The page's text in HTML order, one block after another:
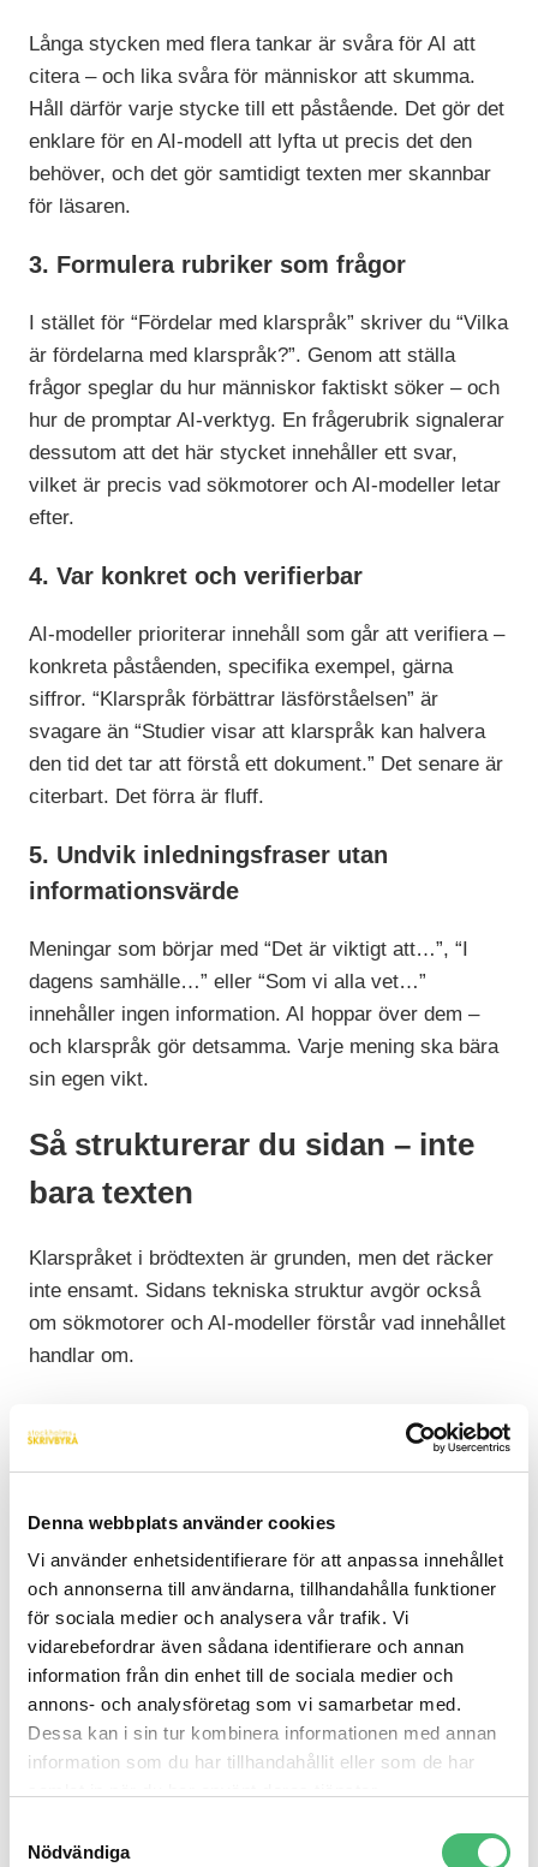
Denna webbplats använder cookies
Vi använder enhetsidentifierare för att anpassa innehållet
och annonserna till användarna, tillhandahålla funktioner
för sociala medier och analysera vår trafik. Vi
vidarebefordrar även sådana identifierare och annan
information från din enhet till de sociala medier och
annons- och analysföretag som vi samarbetar med.
Dessa kan i sin tur kombinera informationen med annan
information som du har tillhandahållit eller som de har
Nödvändiga
Långa stycken med flera tankar är svåra för AI att
citera – och lika svåra för människor att skumma.
Håll därför varje stycke till ett påstående. Det gör det
enklare för en AI-modell att lyfta ut precis det den
behöver, och det gör samtidigt texten mer skannbar
för läsaren.
3. Formulera rubriker som frågor
I stället för “Fördelar med klarspråk” skriver du “Vilka
är fördelarna med klarspråk?”. Genom att ställa
frågor speglar du hur människor faktiskt söker – och
hur de promptar AI-verktyg. En frågerubrik signalerar
dessutom att det här stycket innehåller ett svar,
vilket är precis vad sökmotorer och AI-modeller letar
efter.
4. Var konkret och verifierbar
AI-modeller prioriterar innehåll som går att verifiera –
konkreta påståenden, specifika exempel, gärna
siffror. “Klarspråk förbättrar läsförståelsen” är
svagare än “Studier visar att klarspråk kan halvera
den tid det tar att förstå ett dokument.” Det senare är
citerbart. Det förra är fluff.
5. Undvik inledningsfraser utan
informationsvärde
Meningar som börjar med “Det är viktigt att…”, “I
dagens samhälle…” eller “Som vi alla vet…”
innehåller ingen information. AI hoppar över dem –
och klarspråk gör detsamma. Varje mening ska bära
sin egen vikt.
Så strukturerar du sidan – inte
bara texten
Klarspråket i brödtexten är grunden, men det räcker
inte ensamt. Sidans tekniska struktur avgör också
om sökmotorer och AI-modeller förstår vad innehållet
handlar om.
Metatitel och metabeskrivning ska spegla sidans
klickbetesformulering – prioritera tydlighet. AI-
sökmotorer använder nämligen meta-informationen
för att förstå sidans kontext innan de ens läser
brödtexten.
Gör H1-rubriken tydlig och konkret
H1-rubriken ska säga exakt vad sidan handlar om.
på bekostnad av tydlighet försvagar hela sidan.